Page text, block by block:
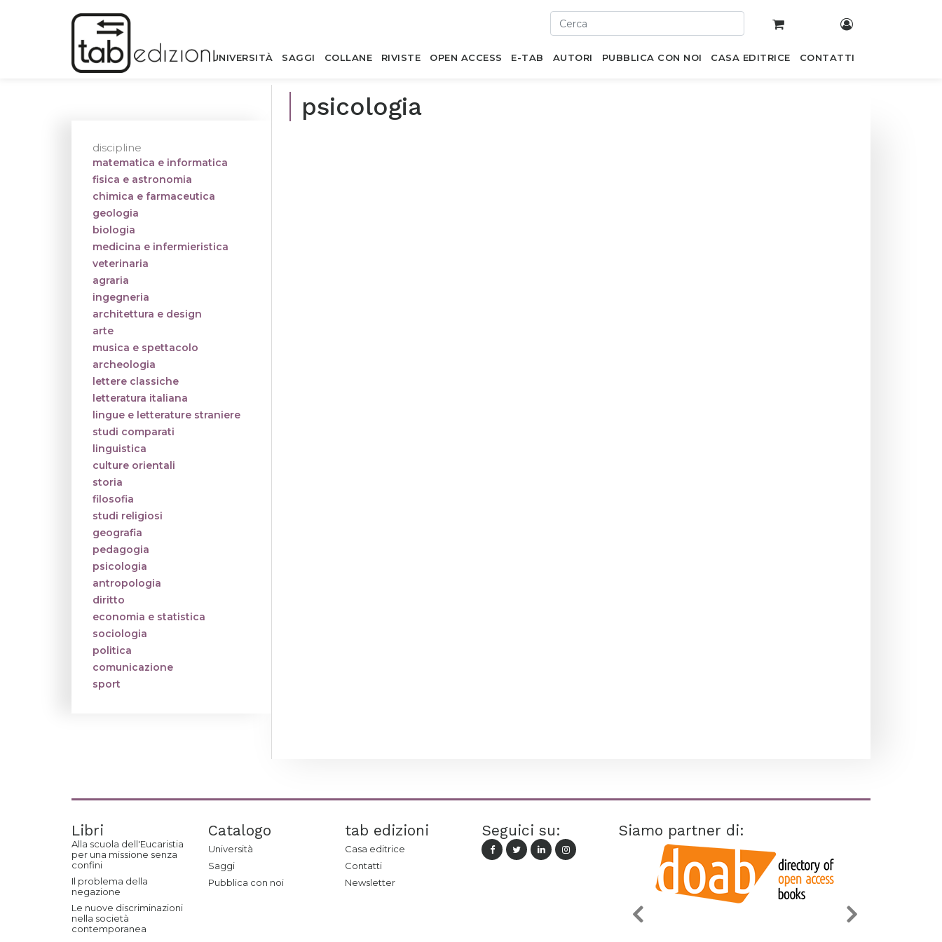
UNIVERSITÀ SAGGI COLLANE RIVISTE OPEN ACCESS E-TAB AUTORI PUBBLICA CON NOI CASA EDITRICE CONTATTI
psicologia
discipline
matematica e informatica
fisica e astronomia
chimica e farmaceutica
geologia
biologia
medicina e infermieristica
veterinaria
agraria
ingegneria
architettura e design
arte
musica e spettacolo
archeologia
lettere classiche
letteratura italiana
lingue e letterature straniere
studi comparati
linguistica
culture orientali
storia
filosofia
studi religiosi
geografia
pedagogia
psicologia
antropologia
diritto
economia e statistica
sociologia
politica
comunicazione
sport
Libri
Alla scuola dell'Eucaristia
per una missione senza
confini
Il problema della
negazione
Le nuove discriminazioni
nella società
contemporanea
Catalogo
Università
Saggi
Pubblica con noi
tab edizioni
Casa editrice
Contatti
Newsletter
Seguici su: Siamo partner di: